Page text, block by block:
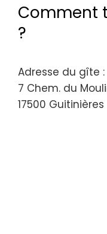
Comment
?
Adresse du gîte :
7 Chem. du
17500 Guitinières